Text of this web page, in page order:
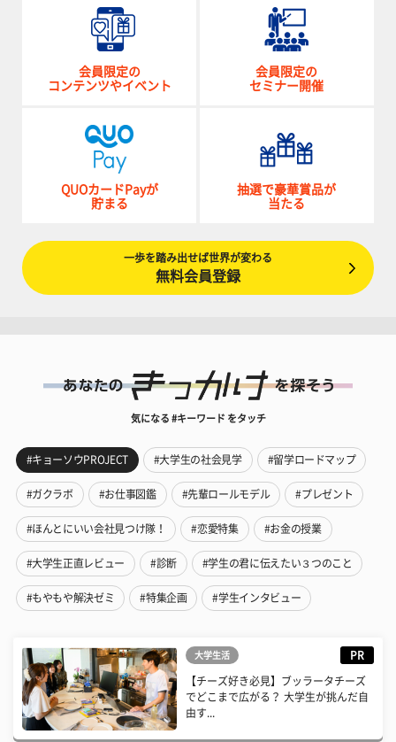
会員限定の
コンテンツやイベント
会員限定の
セミナー開催
QUOカードPayが
貯まる
抽選で豪華賞品が
当たる
一歩を踏み出せば世界が変わる
無料会員登録
気になる #キーワード をタッチ
#キョーソウPROJECT #大学生の社会見学 #留学ロードマップ
#ガクラボ #お仕事図鑑 #先輩ロールモデル #プレゼント
#ほんとにいい会社見つけ隊！ #恋愛特集 #お金の授業
#大学生正直レビュー #診断 #学生の君に伝えたい３つのこと
#もやもや解決ゼミ #特集企画 #学生インタビュー
大学生活 PR
【チーズ好き必見】ブッラータチーズ
でどこまで広がる？ 大学生が挑んだ自
由す...